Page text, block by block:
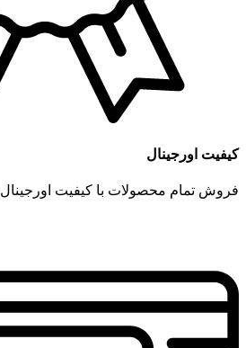
کیفیت اورجینال
فروش تمام محصولات با کیفیت اورجینال